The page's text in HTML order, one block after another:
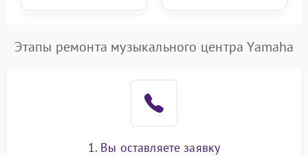
Этапы ремонта музыкального центра Yamaha
1. Вы оставляете заявку